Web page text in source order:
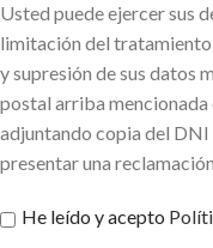
Usted puede ejercer sus
limitación del
y supresión de sus datos
postal arriba
adjuntando copia del DNI
presentar una
He leído y acepto